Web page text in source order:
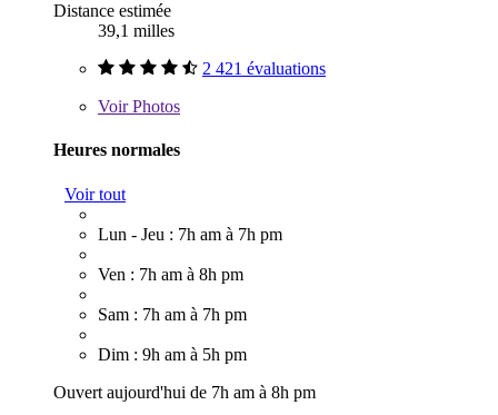
Distance estimée
39,1 milles
2 421 évaluations
VoirPhotos
Heures normales
Voir tout
Lun - Jeu : 7h am à 7h pm
Ven : 7h am à 8h pm
Sam : 7h am à 7h pm
Dim : 9h am à 5h pm
Ouvert aujourd'hui de 7h am à 8h pm